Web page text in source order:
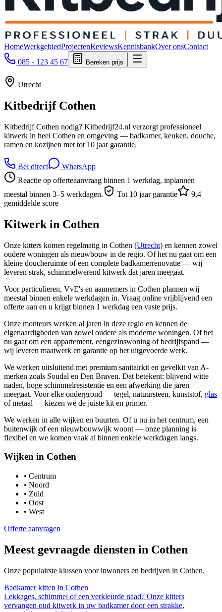
HomeWerkgebiedProjectenReviewsKennisbankOver onsContact
085 - 123 45 67
Bereken prijs
Utrecht
Kitbedrijf Cothen
Kitbedrijf Cothen nodig? Kitbedrijf24.nl verzorgt professioneel
kitwerk in heel Cothen en omgeving — badkamer, keuken, douche,
ramen en kozijnen met tot 10 jaar garantie.
Bel direct
WhatsApp
Reactie op offerteaanvraag binnen 1 werkdag, inplannen
meestal binnen 3–5 werkdagen.
Tot 10 jaar garantie
9,4
gemiddelde score
Kitwerk in Cothen
Onze kitters komen regelmatig in Cothen (Utrecht) en kennen zowel
oudere woningen als nieuwbouw in de regio. Of het nu gaat om een
kleine doucheruimte of een complete badkamerrenovatie — wij
leveren strak, schimmelwerend kitwerk dat jaren meegaat.
Voor particulieren, VvE's en aannemers in Cothen plannen wij
meestal binnen enkele werkdagen in. Vraag online vrijblijvend een
offerte aan en u krijgt binnen 1 werkdag een vaste prijs.
Onze monteurs werken al jaren in deze regio en kennen de
eigenaardigheden van zowel oudere als moderne woningen. Of het
nu gaat om een appartement, eengezinswoning of bedrijfspand —
wij leveren maatwerk en garantie op het uitgevoerde werk.
We werken uitsluitend met premium sanitairkit en gevelkit van A-
merken zoals Soudal en Den Braven. Dat betekent: blijvend witte
naden, hoge schimmelresistentie en een afwerking die jaren
meegaat. Voor elke ondergrond — tegel, natuursteen, kunststof, glas
of metaal — kiezen we de juiste kit en primer.
We werken in alle wijken en buurten. Of u nu in het centrum, een
buitenwijk of een nieuwbouwwijk woont — onze planning is
flexibel en we komen vaak al binnen enkele werkdagen langs.
Wijken in Cothen
• Centrum
• Noord
• Zuid
• Oost
• West
Offerte aanvragen
Meest gevraagde diensten in Cothen
Onze populairste klussen voor inwoners en bedrijven in Cothen.
Badkamer kitten in Cothen
Lekkages, schimmel of een verkleurde naad? Onze kitters
vervangen oud kitwerk in uw badkamer door een strakke,